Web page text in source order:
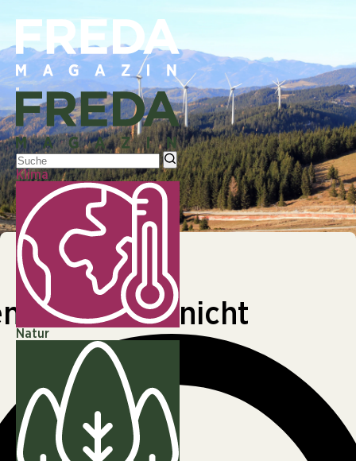
Klima
Natur
© © AdobeStock|Windkraft ist sichtbar
KLIMA
Tourismus nicht